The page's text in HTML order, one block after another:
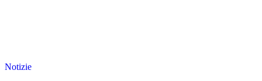
Notizie